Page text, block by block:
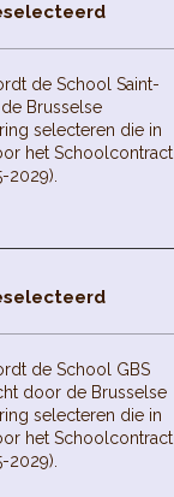
de School Saint-
Brusselse
selecteren die in
het Schoolcontract
2029).
de School GBS
door de Brusselse
selecteren die in
het Schoolcontract
2029).